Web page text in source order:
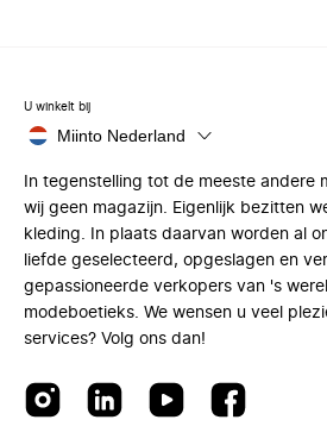
U winkelt bij
Miinto Nederland
In tegenstelling tot de meeste andere
wij geen magazijn. Eigenlijk bezitten
kleding. In plaats daarvan worden al
liefde geselecteerd, opgeslagen en
gepassioneerde verkopers van 's
modeboetieks. We wensen u veel
services? Volg ons dan!